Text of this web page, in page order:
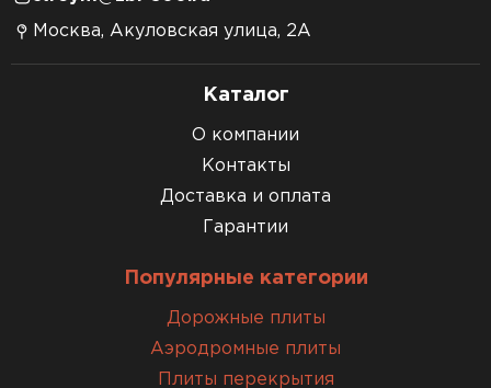
Москва, Акуловская улица, 2А
Каталог
О компании
Контакты
Доставка и оплата
Гарантии
Популярные категории
Дорожные плиты
Аэродромные плиты
Плиты перекрытия